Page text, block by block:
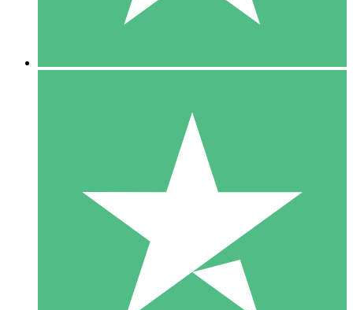
10 Downloaden
20 00